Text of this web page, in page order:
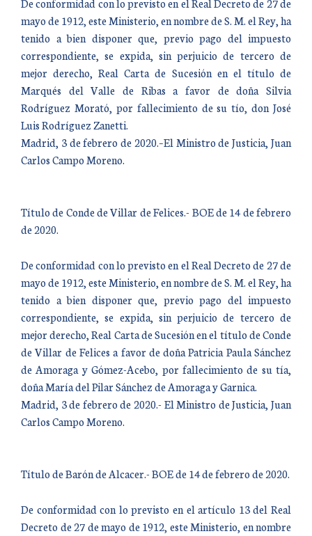
mayo de 1912, este Ministerio, en nombre de S. M. el Rey, ha
tenido a bien disponer que, previo pago del impuesto
correspondiente, se expida, sin perjuicio de tercero de
mejor derecho, Real Carta de Sucesión en el título de
Marqués del Valle de Ribas a favor de doña Silvia
Rodríguez Morató, por fallecimiento de su tío, don José
Luis Rodríguez Zanetti.
Madrid, 3 de febrero de 2020.–El Ministro de Justicia, Juan
Carlos Campo Moreno.
Título de Conde de Villar de Felices.- BOE de 14 de febrero
de 2020.
De conformidad con lo previsto en el Real Decreto de 27 de
mayo de 1912, este Ministerio, en nombre de S. M. el Rey, ha
tenido a bien disponer que, previo pago del impuesto
correspondiente, se expida, sin perjuicio de tercero de
mejor derecho, Real Carta de Sucesión en el título de Conde
de Villar de Felices a favor de doña Patricia Paula Sánchez
de Amoraga y Gómez-Acebo, por fallecimiento de su tía,
doña María del Pilar Sánchez de Amoraga y Garnica.
Madrid, 3 de febrero de 2020.- El Ministro de Justicia, Juan
Carlos Campo Moreno.
Título de Barón de Alcacer.- BOE de 14 de febrero de 2020.
De conformidad con lo previsto en el artículo 13 del Real
Decreto de 27 de mayo de 1912, este Ministerio, en nombre